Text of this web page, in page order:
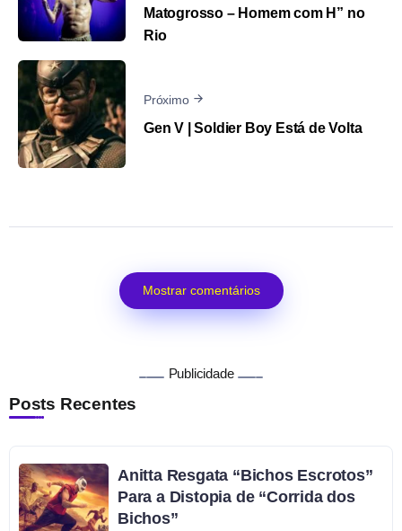
Matogrosso – Homem com H” no
Rio
Próximo
Gen V | Soldier Boy Está de Volta
Mostrar comentários
Publicidade
Posts Recentes
Anitta Resgata “Bichos Escrotos”
Para a Distopia de “Corrida dos
Bichos”